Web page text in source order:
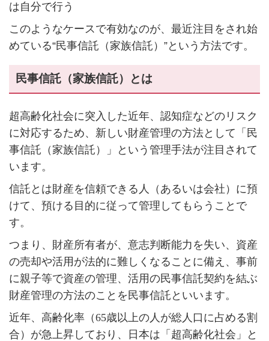
は自分で行う
このようなケースで有効なのが、最近注目をされ始
めている“民事信託（家族信託）”という方法です。
民事信託（家族信託）とは
超高齢化社会に突入した近年、認知症などのリスク
に対応するため、新しい財産管理の方法として「民
事信託（家族信託）」という管理手法が注目されて
います。
信託とは財産を信頼できる人（あるいは会社）に預
けて、預ける目的に従って管理してもらうことで
す。
つまり、財産所有者が、意志判断能力を失い、資産
の売却や活用が法的に難しくなることに備え、事前
に親子等で資産の管理、活用の民事信託契約を結ぶ
財産管理の方法のことを民事信託といいます。
近年、高齢化率（65歳以上の人が総人口に占める割
合）が急上昇しており、日本は「超高齢化社会」と